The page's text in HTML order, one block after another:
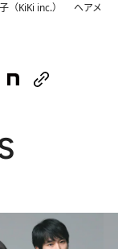
（KiKi inc.） ヘアメ